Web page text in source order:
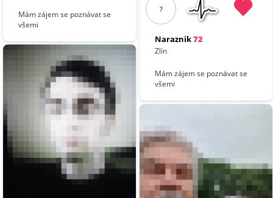
Mám zájem se poznávat se
všemi
?
Naraznik72
Zlín
Mám zájem se poznávat se
všemi